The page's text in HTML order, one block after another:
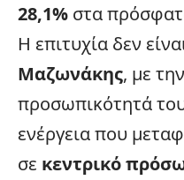
28,1% στα
Η επιτυχία δεν
Μαζωνάκης, με
προσωπικότητά
ενέργεια που
σε κεντρικό